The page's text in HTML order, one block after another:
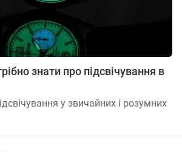
знати про підсвічування в
у звичайних і розумних